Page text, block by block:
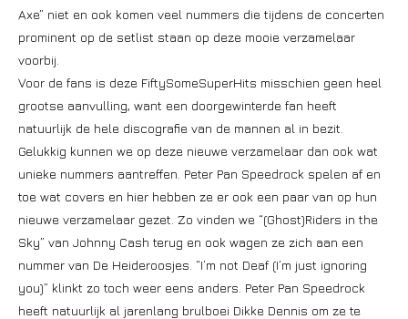
Axe” niet en ook komen veel nummers die tijdens de concerten
prominent op de setlist staan op deze mooie verzamelaar
voorbij.
Voor de fans is deze FiftySomeSuperHits misschien geen heel
grootse aanvulling, want een doorgewinterde fan heeft
natuurlijk de hele discografie van de mannen al in bezit.
Gelukkig kunnen we op deze nieuwe verzamelaar dan ook wat
unieke nummers aantreffen. Peter Pan Speedrock spelen af en
toe wat covers en hier hebben ze er ook een paar van op hun
nieuwe verzamelaar gezet. Zo vinden we “(Ghost)Riders in the
Sky” van Johnny Cash terug en ook wagen ze zich aan een
nummer van De Heideroosjes. “I’m not Deaf (I’m just ignoring
you)” klinkt zo toch weer eens anders. Peter Pan Speedrock
heeft natuurlijk al jarenlang brulboei Dikke Dennis om ze te